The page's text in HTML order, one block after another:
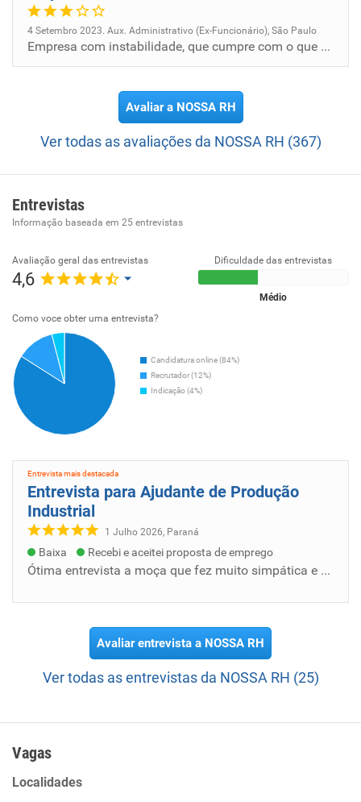
4 Setembro 2023. Aux. Administrativo (Ex-Funcionário), São Paulo
Empresa com instabilidade, que cumpre com o que é prometido.
Avaliar a NOSSA RH
Ver todas as avaliações da NOSSA RH (367)
Entrevistas
Informação baseada em 25 entrevistas
Avaliação geral das entrevistas
4,6
Dificuldade das entrevistas
Médio
Como voce obter uma entrevista?
Candidatura online (84%)
Recrutador (12%)
Indicação (4%)
Entrevista mais destacada
Entrevista para Ajudante de Produção
Industrial
1 Julho 2026, Paraná
Baixa Recebi e aceitei proposta de emprego
Ótima entrevista a moça que fez muito simpática e atenciosa não deixou nenhuma dúvida sobre a vaga ou oportunidade.
Avaliar entrevista a NOSSA RH
Ver todas as entrevistas da NOSSA RH (25)
Vagas
Localidades